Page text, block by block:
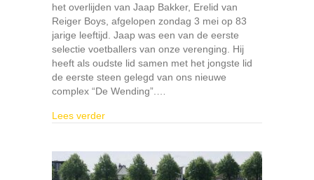
het overlijden van Jaap Bakker, Erelid van
Reiger Boys, afgelopen zondag 3 mei op 83
jarige leeftijd. Jaap was een van de eerste
selectie voetballers van onze verenging. Hij
heeft als oudste lid samen met het jongste lid
de eerste steen gelegd van ons nieuwe
complex “De Wending”.…
Lees verderabout In memoriam: Jaap Bakker